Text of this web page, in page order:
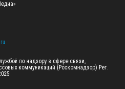
по надзору в сфере связи,
коммуникаций (Роскомнадзор) Рег.